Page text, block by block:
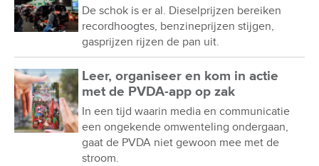
De schok is er al. Dieselprijzen bereiken
recordhoogtes, benzineprijzen stijgen,
gasprijzen rijzen de pan uit.
Leer, organiseer en kom in actie
met de PVDA-app op zak
In een tijd waarin media en communicatie
een ongekende omwenteling ondergaan,
gaat de PVDA niet gewoon mee met de
stroom.